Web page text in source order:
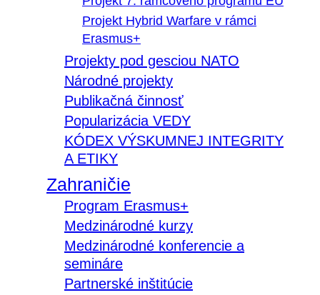
Projekt Hybrid Warfare v rámci
Erasmus+
Projekty pod gesciou NATO
Národné projekty
Publikačná činnosť
Popularizácia VEDY
KÓDEX VÝSKUMNEJ INTEGRITY
A ETIKY
Zahraničie
Program Erasmus+
Medzinárodné kurzy
Medzinárodné konferencie a
semináre
Partnerské inštitúcie